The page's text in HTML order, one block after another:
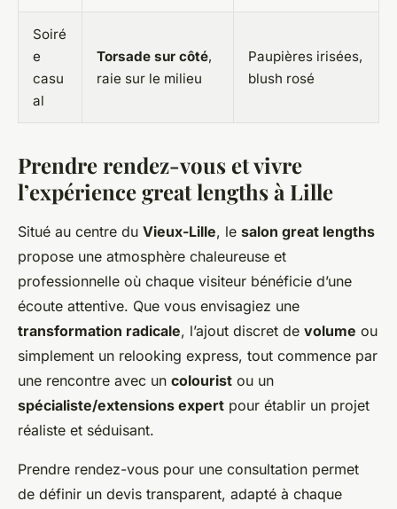
Soiré
e
casu
al
Torsade sur côté,
raie sur le milieu
Paupières irisées,
blush rosé
Prendre rendez-vous et vivre
l’expérience great lengths à Lille
Situé au centre du Vieux-Lille, le salon great lengths
propose une atmosphère chaleureuse et
professionnelle où chaque visiteur bénéficie d’une
écoute attentive. Que vous envisagiez une
transformation radicale, l’ajout discret de volume ou
simplement un relooking express, tout commence par
une rencontre avec un colourist ou un
spécialiste/extensions expert pour établir un projet
réaliste et séduisant.
Prendre rendez-vous pour une consultation permet
de définir un devis transparent, adapté à chaque